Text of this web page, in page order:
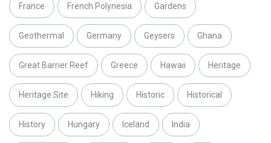
France French Polynesia Gardens
Geothermal Germany Geysers Ghana
Great Barrier Reef Greece Hawaii Heritage
Heritage Site Hiking Historic Historical
History Hungary Iceland India